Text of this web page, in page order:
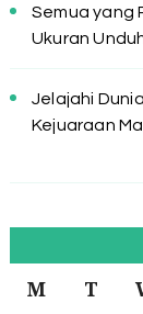
Semua yang
Ukuran
Jelajahi
Kejuaraan
M T